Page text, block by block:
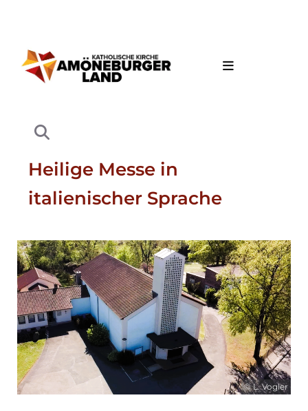
Heilige Messe in
italienischer Sprache
© L. Vogler